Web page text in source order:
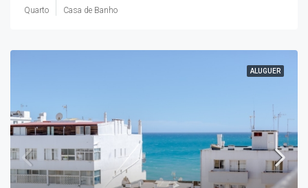
Quarto Casa de Banho
ALUGUER